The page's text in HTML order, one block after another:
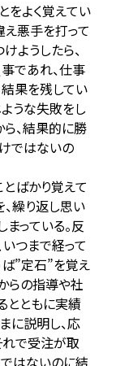
をよく覚えてい
え悪手を打って
ようしたら、
であれ、仕事
果を残してい
ような失敗をし
、結果的に勝
ではないの
とばかり覚えて
、繰り返し思い
っている。反
つまで経って
”定石”を覚え
らの指導や社
とともに実績
に説明し、応
れで受注が取
はないのに結